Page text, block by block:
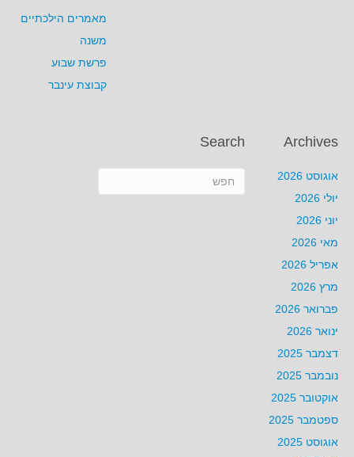
מאמרים הילכתיים
משנה
פרשת שבוע
קבוצת עינבר
Archives
אוגוסט 2026
יולי 2026
יוני 2026
מאי 2026
אפריל 2026
מרץ 2026
פברואר 2026
ינואר 2026
דצמבר 2025
נובמבר 2025
אוקטובר 2025
ספטמבר 2025
אוגוסט 2025
Search